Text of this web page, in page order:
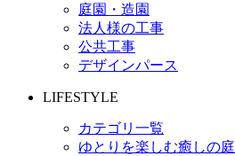
庭園・造園
法人様の工事
公共工事
デザインパース
LIFESTYLE
カテゴリ一覧
ゆとりを楽しむ癒しの庭